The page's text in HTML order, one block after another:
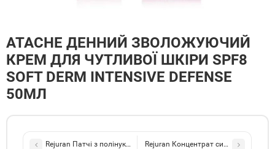
ATACHE ДЕННИЙ ЗВОЛОЖУЮЧИЙ
КРЕМ ДЛЯ ЧУТЛИВОЇ ШКІРИ SPF8
SOFT DERM INTENSIVE DEFENSE
50МЛ
Rejuran Патчі з полінуклеотидами під очі Healer Renew Eye Patch
Rejuran Концентрат сироватки